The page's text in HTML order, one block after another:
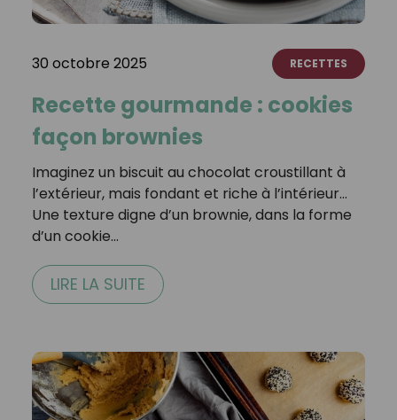
30 octobre 2025 RECETTES
Recette gourmande : cookies
façon brownies
Imaginez un biscuit au chocolat croustillant à
l’extérieur, mais fondant et riche à l’intérieur…
Une texture digne d’un brownie, dans la forme
d’un cookie…
LIRE LA SUITE